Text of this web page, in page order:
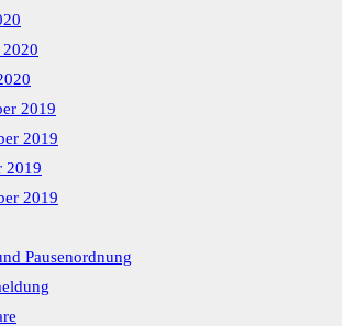
2020
2019
2019
2019
2019
Pausenordnung